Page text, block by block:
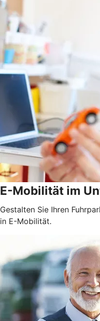
E-Mobilität im
Gestalten Sie Ihren
in E-Mobilität.